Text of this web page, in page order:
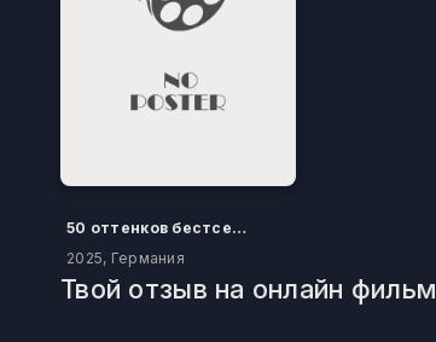
50 оттенков бестселлера
2025, Германия
Твой отзыв на онлайн фильм